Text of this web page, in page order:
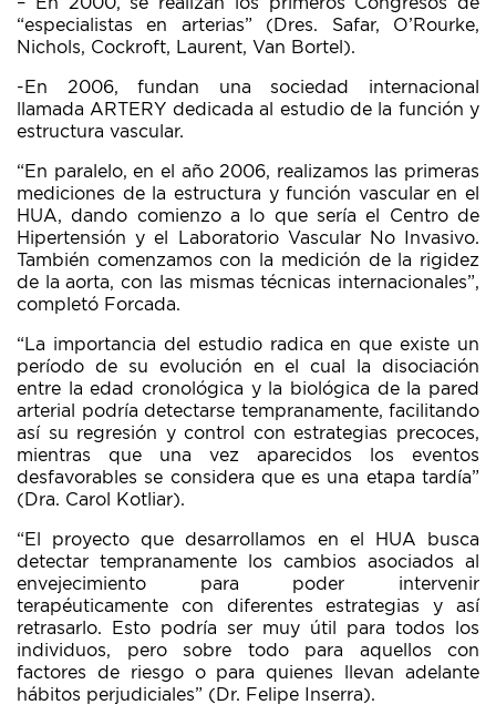
“especialistas en arterias” (Dres. Safar, O’Rourke,
Nichols, Cockroft, Laurent, Van Bortel).
-En 2006, fundan una sociedad internacional
llamada ARTERY dedicada al estudio de la función y
estructura vascular.
“En paralelo, en el año 2006, realizamos las primeras
mediciones de la estructura y función vascular en el
HUA, dando comienzo a lo que sería el Centro de
Hipertensión y el Laboratorio Vascular No Invasivo.
También comenzamos con la medición de la rigidez
de la aorta, con las mismas técnicas internacionales”,
completó Forcada.
“La importancia del estudio radica en que existe un
período de su evolución en el cual la disociación
entre la edad cronológica y la biológica de la pared
arterial podría detectarse tempranamente, facilitando
así su regresión y control con estrategias precoces,
mientras que una vez aparecidos los eventos
desfavorables se considera que es una etapa tardía”
(Dra. Carol Kotliar).
“El proyecto que desarrollamos en el HUA busca
detectar tempranamente los cambios asociados al
envejecimiento para poder intervenir
terapéuticamente con diferentes estrategias y así
retrasarlo. Esto podría ser muy útil para todos los
individuos, pero sobre todo para aquellos con
factores de riesgo o para quienes llevan adelante
hábitos perjudiciales” (Dr. Felipe Inserra).